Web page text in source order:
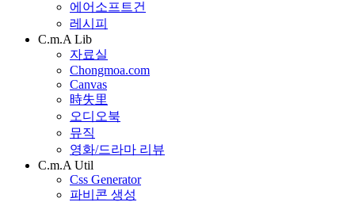
에어소프트건
레시피
C.m.A Lib
자료실
Chongmoa.com
Canvas
時失里
오디오북
뮤직
영화/드라마 리뷰
C.m.A Util
Css Generator
파비콘 생성